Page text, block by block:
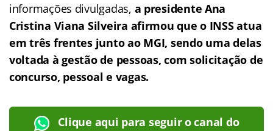
informações divulgadas, a presidente Ana
Cristina Viana Silveira afirmou que o INSS atua
em três frentes junto ao MGI, sendo uma delas
voltada à gestão de pessoas, com solicitação de
concurso, pessoal e vagas.
Clique aqui para seguir o canal do